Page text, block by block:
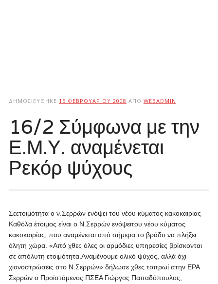
ΔΗΜΟΣΙΕΎΘΗΚΕ 15 ΦΕΒΡΟΥΑΡΊΟΥ 2008 ΑΠΌ WEBADMIN
16/2 Σύμφωνα με την
Ε.Μ.Υ. αναμένεται
Ρεκόρ ψύχους
Σεετοιμότητα ο ν.Σερρών ενόψει του νέου κύματος κακοκαιρίας
Καθόλα έτοιμος είναι ο Ν.Σερρών ενόψειτου νέου κύματος
κακοκαιρίας, που αναμένεται από σήμερα το βράδυ να πλήξει
όλητη χώρα. «Από χθες όλες οι αρμόδιες υπηρεσίες βρίσκονται
σε απόλυτη ετοιμότητα.Αναμένουμε ολικό ψύχος, αλλά όχι
χιονοστρώσεις στο Ν.Σερρών» δήλωσε χθες τοπρωί στην ΕΡΑ
Σερρών ο Προϊστάμενος ΠΣΕΑ Γιώργος Παπαδόπουλος,